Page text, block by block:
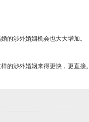
的涉外婚姻机会也大大增加。
的涉外婚姻来得更快，更直接。